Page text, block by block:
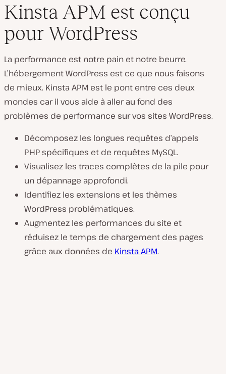
Kinsta APM est conçu
pour WordPress
La performance est notre pain et notre beurre.
L’hébergement WordPress est ce que nous faisons
de mieux. Kinsta APM est le pont entre ces deux
mondes car il vous aide à aller au fond des
problèmes de performance sur vos sites WordPress.
Décomposez les longues requêtes d’appels
PHP spécifiques et de requêtes MySQL.
Visualisez les traces complètes de la pile pour
un dépannage approfondi.
Identifiez les extensions et les thèmes
WordPress problématiques.
Augmentez les performances du site et
réduisez le temps de chargement des pages
grâce aux données de Kinsta APM.